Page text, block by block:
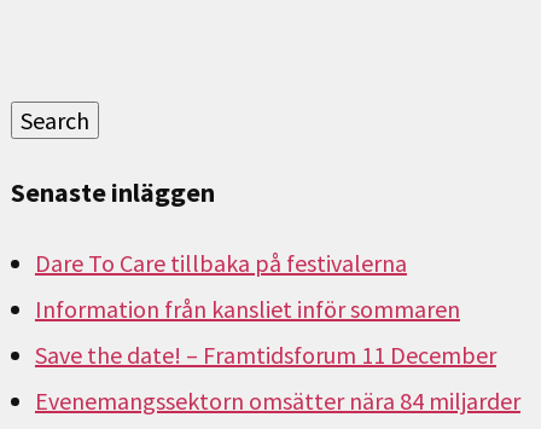
Search
Senaste inläggen
Dare To Care tillbaka på festivalerna
Information från kansliet inför sommaren
Save the date! – Framtidsforum 11 December
Evenemangssektorn omsätter nära 84 miljarder